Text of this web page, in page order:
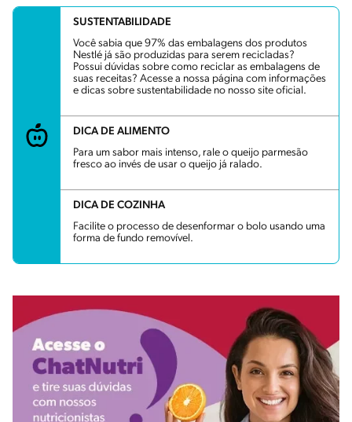
SUSTENTABILIDADE
Você sabia que 97% das embalagens dos produtos
Nestlé já são produzidas para serem recicladas?
Possui dúvidas sobre como reciclar as embalagens de
suas receitas? Acesse a nossa página com informações
e dicas sobre sustentabilidade no nosso site oficial.
DICA DE ALIMENTO
Para um sabor mais intenso, rale o queijo parmesão
fresco ao invés de usar o queijo já ralado.
DICA DE COZINHA
Facilite o processo de desenformar o bolo usando uma
forma de fundo removível.